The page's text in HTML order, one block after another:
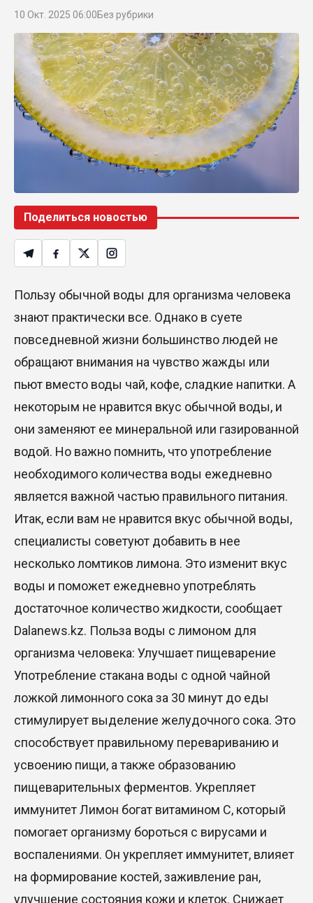
10 Окт. 2025 06:00Без рубрики
Поделиться новостью
Пользу обычной воды для организма человека
знают практически все. Однако в суете
повседневной жизни большинство людей не
обращают внимания на чувство жажды или
пьют вместо воды чай, кофе, сладкие напитки. А
некоторым не нравится вкус обычной воды, и
они заменяют ее минеральной или газированной
водой. Но важно помнить, что употребление
необходимого количества воды ежедневно
является важной частью правильного питания.
Итак, если вам не нравится вкус обычной воды,
специалисты советуют добавить в нее
несколько ломтиков лимона. Это изменит вкус
воды и поможет ежедневно употреблять
достаточное количество жидкости, сообщает
Dalanews.kz. Польза воды с лимоном для
организма человека: Улучшает пищеварение
Употребление стакана воды с одной чайной
ложкой лимонного сока за 30 минут до еды
стимулирует выделение желудочного сока. Это
способствует правильному перевариванию и
усвоению пищи, а также образованию
пищеварительных ферментов. Укрепляет
иммунитет Лимон богат витамином С, который
помогает организму бороться с вирусами и
воспалениями. Он укрепляет иммунитет, влияет
на формирование костей, заживление ран,
улучшение состояния кожи и клеток. Снижает